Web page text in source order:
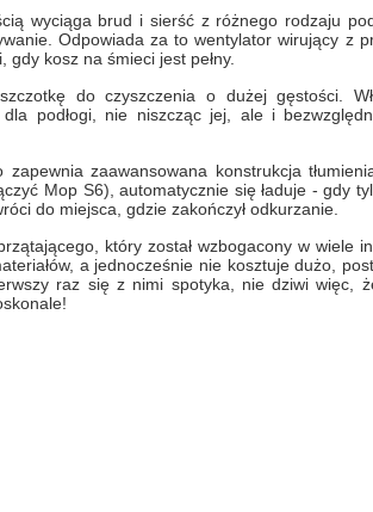
wyciąga brud i sierść z różnego rodzaju
Odpowiada za to wentylator wirujący z
kosz na śmieci jest pełny.
do czyszczenia o dużej gęstości.
podłogi, nie niszcząc jej, ale i
zaawansowana konstrukcja
Mop S6), automatycznie się ładuje - gdy
do miejsca, gdzie zakończył odkurzanie.
który został wzbogacony w wiele
a jednocześnie nie kosztuje dużo,
raz się z nimi spotyka, nie dziwi więc,